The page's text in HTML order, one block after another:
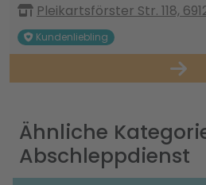
Pleikartsförster Str. 118,
Kundenliebling
Ähnliche
Abschleppdienst